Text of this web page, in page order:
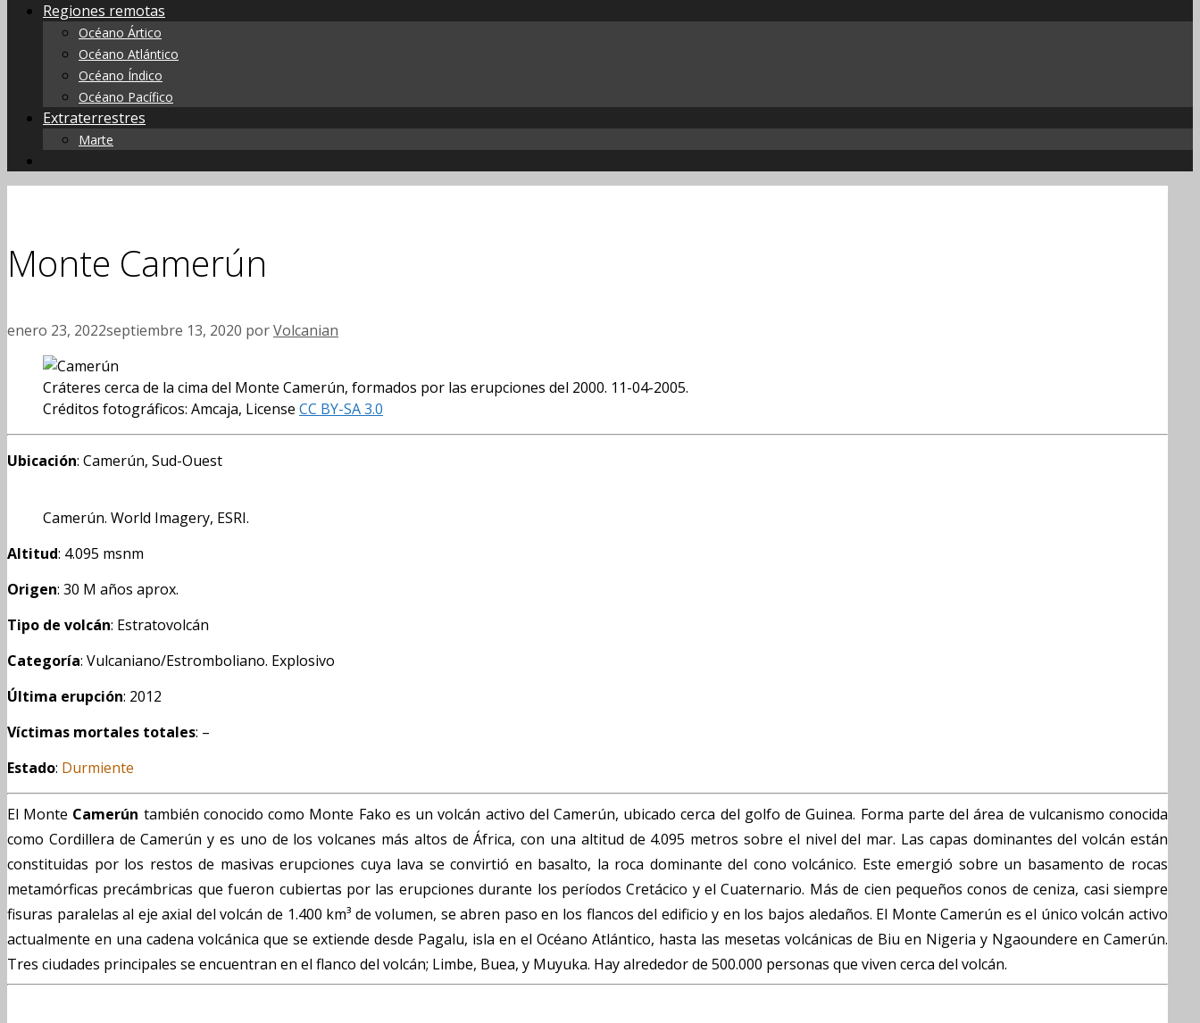
Regiones remotas
Océano Ártico
Océano Atlántico
Océano Índico
Océano Pacífico
Extraterrestres
Marte
Monte Camerún
enero 23, 2022septiembre 13, 2020 porVolcanian
Cráteres cerca de la cima del Monte Camerún, formados por las erupciones del 2000. 11-04-2005.
Créditos fotográficos: Amcaja, License CC BY-SA 3.0
Ubicación: Camerún, Sud-Ouest
Camerún. World Imagery, ESRI.
Altitud: 4.095 msnm
Origen: 30 M años aprox.
Tipo de volcán: Estratovolcán
Categoría: Vulcaniano/Estromboliano. Explosivo
Última erupción: 2012
Víctimas mortales totales: –
Estado: Durmiente
El Monte Camerún también conocido como Monte Fako es un volcán activo del Camerún, ubicado cerca del golfo de Guinea. Forma parte del área de vulcanismo conocida
como Cordillera de Camerún y es uno de los volcanes más altos de África, con una altitud de 4.095 metros sobre el nivel del mar. Las capas dominantes del volcán están
constituidas por los restos de masivas erupciones cuya lava se convirtió en basalto, la roca dominante del cono volcánico. Este emergió sobre un basamento de rocas
metamórficas precámbricas que fueron cubiertas por las erupciones durante los períodos Cretácico y el Cuaternario. Más de cien pequeños conos de ceniza, casi siempre
fisuras paralelas al eje axial del volcán de 1.400 km³ de volumen, se abren paso en los flancos del edificio y en los bajos aledaños. El Monte Camerún es el único volcán activo
actualmente en una cadena volcánica que se extiende desde Pagalu, isla en el Océano Atlántico, hasta las mesetas volcánicas de Biu en Nigeria y Ngaoundere en Camerún.
Tres ciudades principales se encuentran en el flanco del volcán; Limbe, Buea, y Muyuka. Hay alrededor de 500.000 personas que viven cerca del volcán.